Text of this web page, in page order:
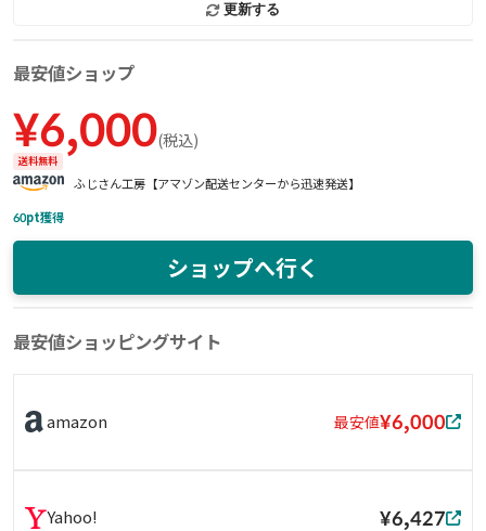
更新する
最安値ショップ
¥6,000(税込)
送料無料
ふじさん工房【アマゾン配送センターから迅速発送】
60pt獲得
ショップへ行く
最安値ショッピングサイト
amazon 最安値¥6,000
Yahoo! ¥6,427